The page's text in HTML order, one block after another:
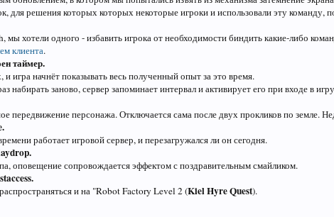
для решения которых которых некоторые игроки и использовали эту команду,
мы хотели одного - избавить игрока от необходимости биндить какие-либо
клиента.
таймер.
игра начнёт показывать весь полученный опыт за это время.
заново, сервер запоминает интервал и активирует его при входе в
передвижение персонажа. Отключается сама после двух прокликов по земле.
работает игровой сервер, и перезагружался ли он сегодня.
оповещение сопровождается эффектом с поздравительным смайликом.
и на "Robot Factory Level 2 (Kiel Hyre Quest).